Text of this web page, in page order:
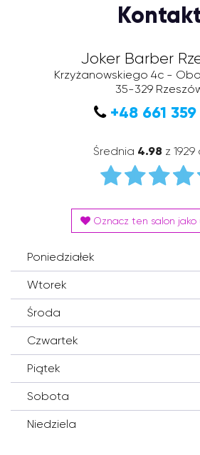
Joker Barber
Krzyżanowskiego 4c -
35-329
+48 661 359
Średnia 4.98 z
Oznacz ten salon jako
Poniedziałek
Wtorek
Środa
Czwartek
Piątek
Sobota
Niedziela